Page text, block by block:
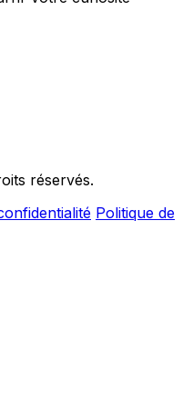
réservés.
Politique de